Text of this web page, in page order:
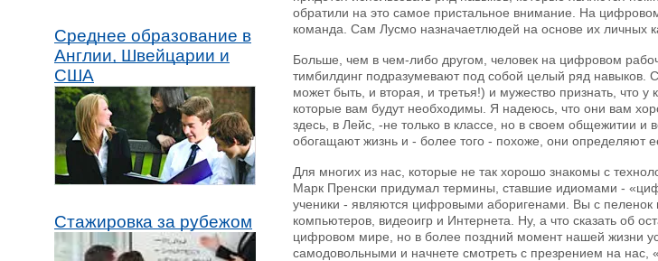
Среднее образование в
Англии, Швейцарии и
США
Стажировка за рубежом
обратили на это самое пристальное внимание. На
команда. Сам Лусмо назначаетлюдей на основе их личных
Больше, чем в чем-либо другом, человек на цифровом
тимбилдинг подразумевают под собой целый ряд навыков.
может быть, и вторая, и третья!) и мужество признать, что у
которые вам будут необходимы. Я надеюсь, что они вам
здесь, в Лейс, -не только в классе, но в своем общежитии и
обогащают жизнь и - более того - похоже, они определяют
Для многих из нас, которые не так хорошо знакомы с
Марк Пренски придумал термины, ставшие идиомами -
ученики - являются цифровыми аборигенами. Вы с
компьютеров, видеоигр и Интернета. Ну, а что сказать об
цифровом мире, но в более поздний момент нашей жизни
самодовольными и начнете смотреть с презрением на нас,